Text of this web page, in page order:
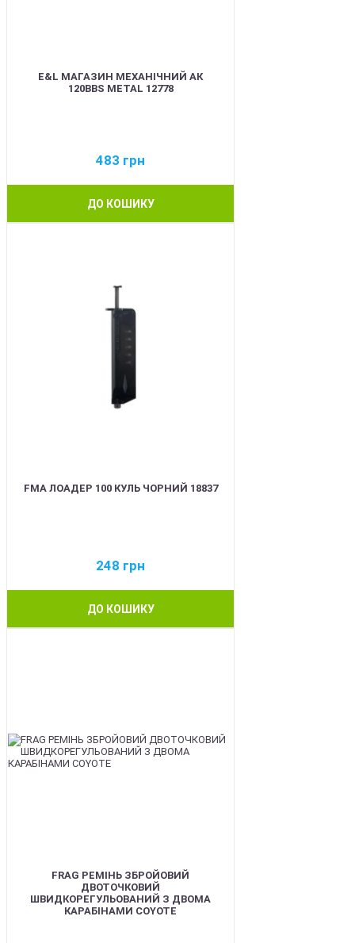
E&L МАГАЗИН МЕХАНІЧНИЙ АК
120BBS METAL 12778
483 грн
ДО КОШИКУ
FMA ЛОАДЕР 100 КУЛЬ ЧОРНИЙ 18837
248 грн
ДО КОШИКУ
FRAG РЕМІНЬ ЗБРОЙОВИЙ
ДВОТОЧКОВИЙ
ШВИДКОРЕГУЛЬОВАНИЙ З ДВОМА
КАРАБІНАМИ COYOTE